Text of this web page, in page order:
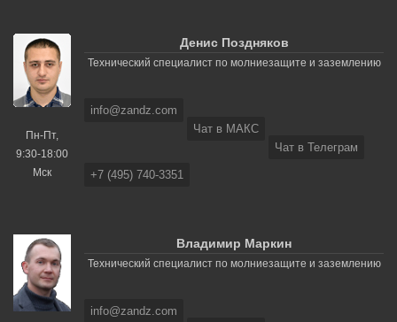
Пн-Пт,
9:30-18:00
Мск
Денис Поздняков
Технический специалист по молниезащите и заземлению
info@zandz.com
Чат в МАКС
Чат в Телеграм
+7 (495) 740-3351
Владимир Маркин
Технический специалист по молниезащите и заземлению
info@zandz.com